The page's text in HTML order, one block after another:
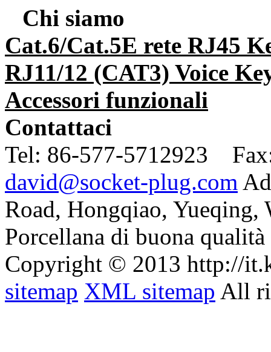
Chi siamo
Cat.6/Cat.5E rete RJ45
RJ11/12 (CAT3) Voice
Accessori funzionali
Contattaci
Tel: 86-577-5712923
david@socket-plug.com
Road, Hongqiao, Yueqing,
Porcellana di buona
Copyright © 2013 http://
sitemap XML sitemap All